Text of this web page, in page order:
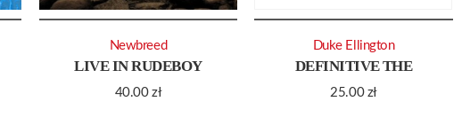
LIVE IN RUDEBOY
40.00zł
Newbreed
DEFINITIVE THE
25.00 zł
Duke Ellington